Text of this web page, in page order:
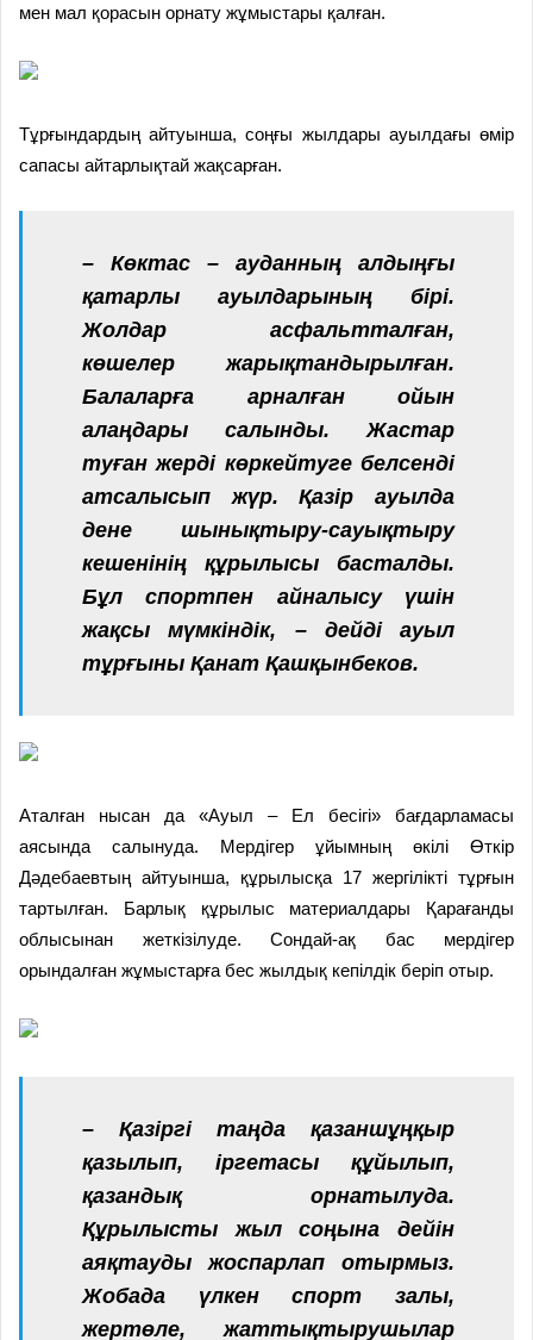
мен мал қорасын орнату жұмыстары қалған.
Тұрғындардың айтуынша, соңғы жылдары ауылдағы өмір
сапасы айтарлықтай жақсарған.
– Көктас – ауданның алдыңғы
қатарлы ауылдарының бірі.
Жолдар асфальтталған,
көшелер жарықтандырылған.
Балаларға арналған ойын
алаңдары салынды. Жастар
туған жерді көркейтуге белсенді
атсалысып жүр. Қазір ауылда
дене шынықтыру-сауықтыру
кешенінің құрылысы басталды.
Бұл спортпен айналысу үшін
жақсы мүмкіндік, – дейді ауыл
тұрғыны Қанат Қашқынбеков.
Аталған нысан да «Ауыл – Ел бесігі» бағдарламасы
аясында салынуда. Мердігер ұйымның өкілі Өткір
Дәдебаевтың айтуынша, құрылысқа 17 жергілікті тұрғын
тартылған. Барлық құрылыс материалдары Қарағанды
облысынан жеткізілуде. Сондай-ақ бас мердігер
орындалған жұмыстарға бес жылдық кепілдік беріп отыр.
– Қазіргі таңда қазаншұңқыр
қазылып, іргетасы құйылып,
қазандық орнатылуда.
Құрылысты жыл соңына дейін
аяқтауды жоспарлап отырмыз.
Жобада үлкен спорт залы,
жертөле, жаттықтырушылар